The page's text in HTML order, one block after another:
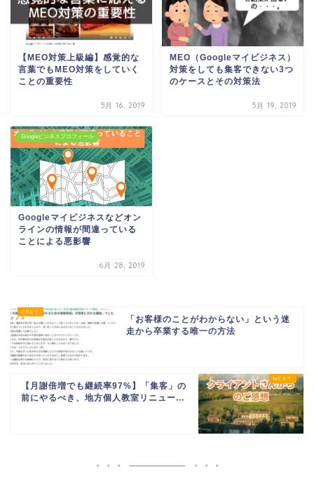
【MEO対策上級編】感覚的な
言葉でもMEO対策をしていく
ことの重要性
5月 16, 2019
MEO（Googleマイビジネス）
対策をしても集客できない3つ
のケースとその対策法
5月 19, 2019
Googleビジネスプロフィール
Googleマイビジネスなどオン
ラインの情報が間違っている
ことによる悪影響
6月 28, 2019
「お客様のことがわからない」という迷
走から卒業する唯一の方法
【月謝倍増でも継続率97%】「集客」の
前にやるべき、地方個人教室リニュー...